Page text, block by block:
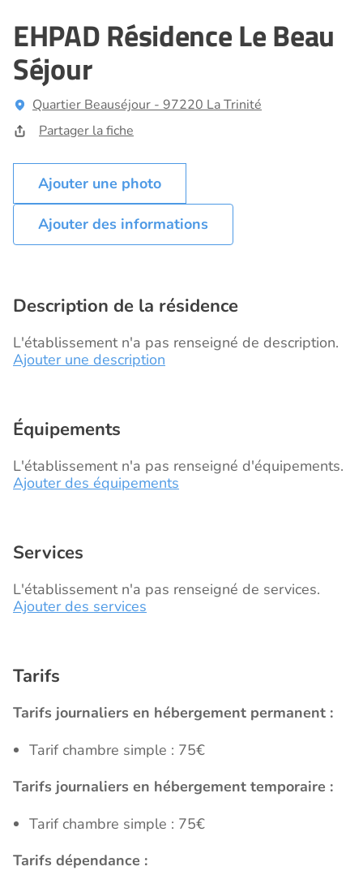
EHPAD Résidence Le Beau
Séjour
Quartier Beauséjour - 97220 La Trinité
Partager la fiche
Ajouter des informations
Description de la résidence
L'établissement n'a pas renseigné de description.
Ajouter une description
Équipements
L'établissement n'a pas renseigné d'équipements.
Ajouter des équipements
Services
L'établissement n'a pas renseigné de services.
Ajouter des services
Tarifs
Tarifs journaliers en hébergement permanent :
Tarif chambre simple : 75€
Tarifs journaliers en hébergement temporaire :
Tarif chambre simple : 75€
Tarifs dépendance :